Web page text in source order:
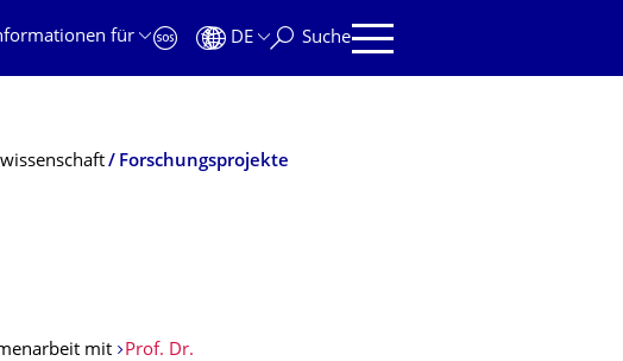
für
DE Suche
Forschungsprojekte
mit
Prof. Dr.